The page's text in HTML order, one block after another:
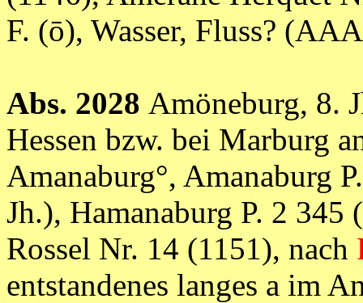
F. (ō), Wasser, Fluss?
Abs. 2028 Amöneburg, 8.
Hessen bzw. bei Marburg
Amanaburg°, Amanaburg
Jh.), Hamanaburg P. 2
Rossel Nr. 14 (1151), nach
entstandenes langes a im